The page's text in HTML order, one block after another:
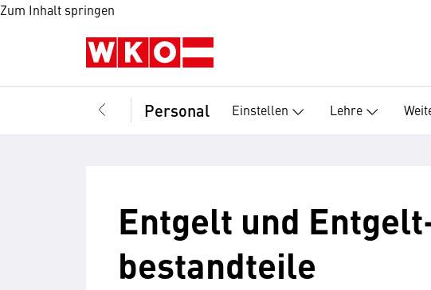
Zum Inhalt springen
Personal Einstellen Lehre
Entgelt und
bestandteile